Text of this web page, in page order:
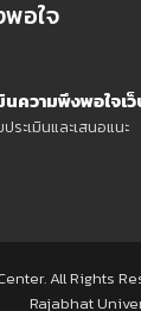
พอใจ
นความพึงพอใจเ
ระเมินและเสนอแนะ
All Rights
Rajabhat